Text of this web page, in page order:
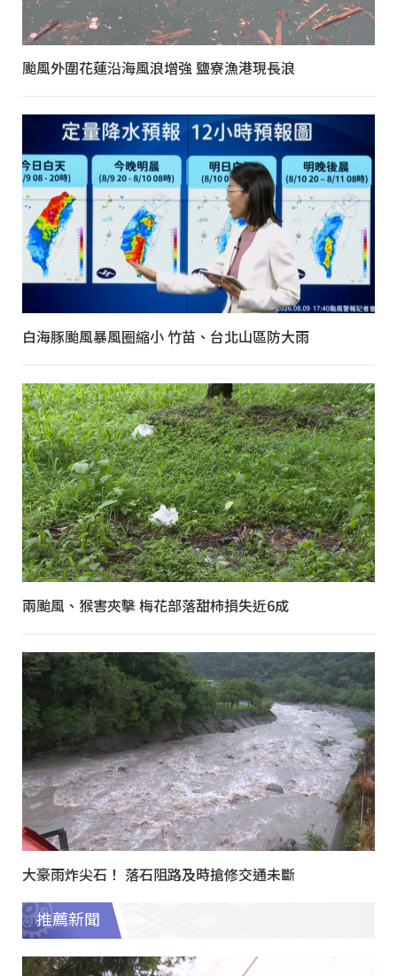
颱風外圍花蓮沿海風浪增強 鹽寮漁港現長浪
白海豚颱風暴風圈縮小 竹苗、台北山區防大雨
兩颱風、猴害夾擊 梅花部落甜柿損失近6成
大豪雨炸尖石！ 落石阻路及時搶修交通未斷
推薦新聞